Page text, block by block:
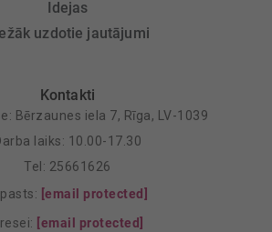
Idejas
uzdotie jautājumi
Kontakti
Bērzaunes iela 7, Rīga, LV-1039
laiks: 10.00-17.30
Tel: 25661626
[email protected]
[email protected]